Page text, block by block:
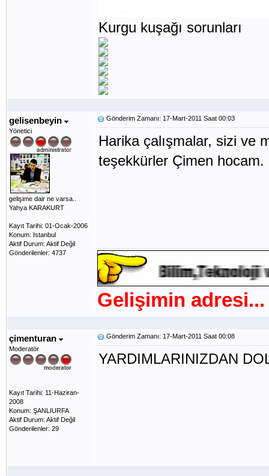
Kurgu kuşağı sorunları
gelisenbeyin
Yönetici
gelişime dair ne varsa..
Yahya KARAKURT
Kayıt Tarihi: 01-Ocak-2006
Konum: Istanbul
Aktif Durum: Aktif Değil
Gönderilenler: 4737
Gönderim Zamanı: 17-Mart-2011 Saat 00:03
Harika çalışmalar, sizi ve
teşekkürler Çimen hocam.
Gelişimin adresi...
çimenturan
Moderatör
Kayıt Tarihi: 11-Haziran-
2008
Konum: ŞANLIURFA
Aktif Durum: Aktif Değil
Gönderilenler: 29
Gönderim Zamanı: 17-Mart-2011 Saat 00:08
YARDIMLARINIZDAN